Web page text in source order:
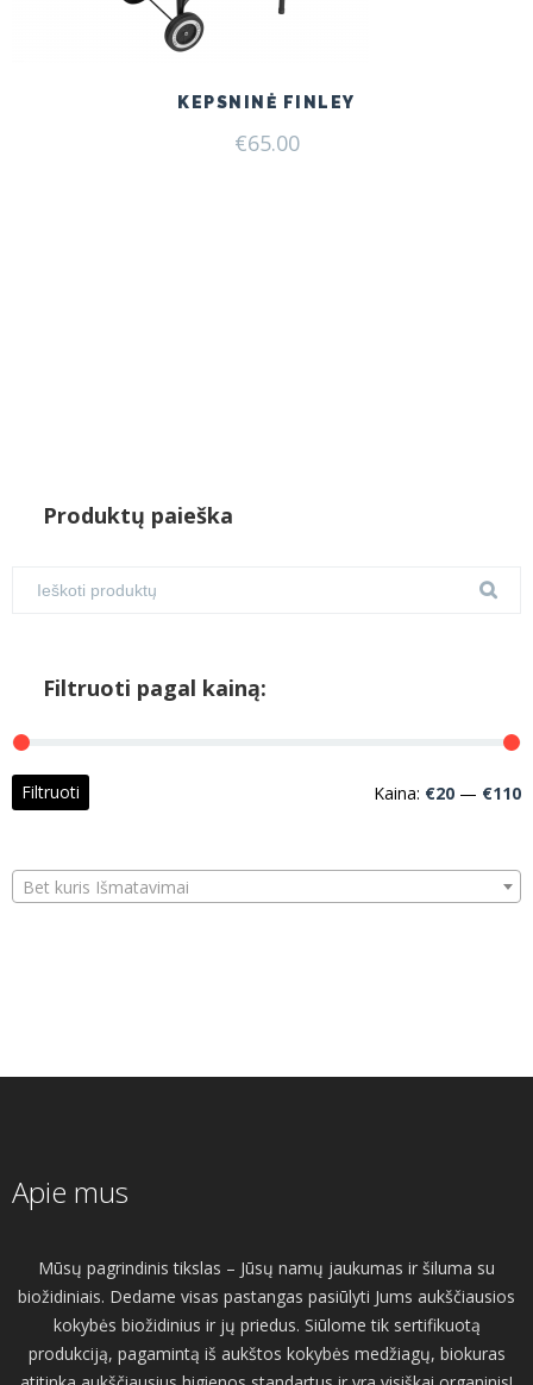
KEPSNINĖ FINLEY
€65.00
Produktų paieška
Filtruoti pagal kainą:
Filtruoti Kaina: €20 — €110
Bet kuris Išmatavimai
Apie mus
Mūsų pagrindinis tikslas – Jūsų namų jaukumas ir šiluma su
biožidiniais. Dedame visas pastangas pasiūlyti Jums aukščiausios
kokybės biožidinius ir jų priedus. Siūlome tik sertifikuotą
produkciją, pagamintą iš aukštos kokybės medžiagų, biokuras